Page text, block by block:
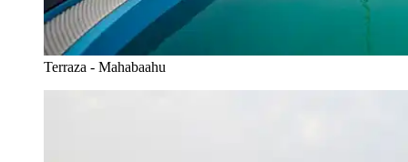
Terraza - Mahabaahu